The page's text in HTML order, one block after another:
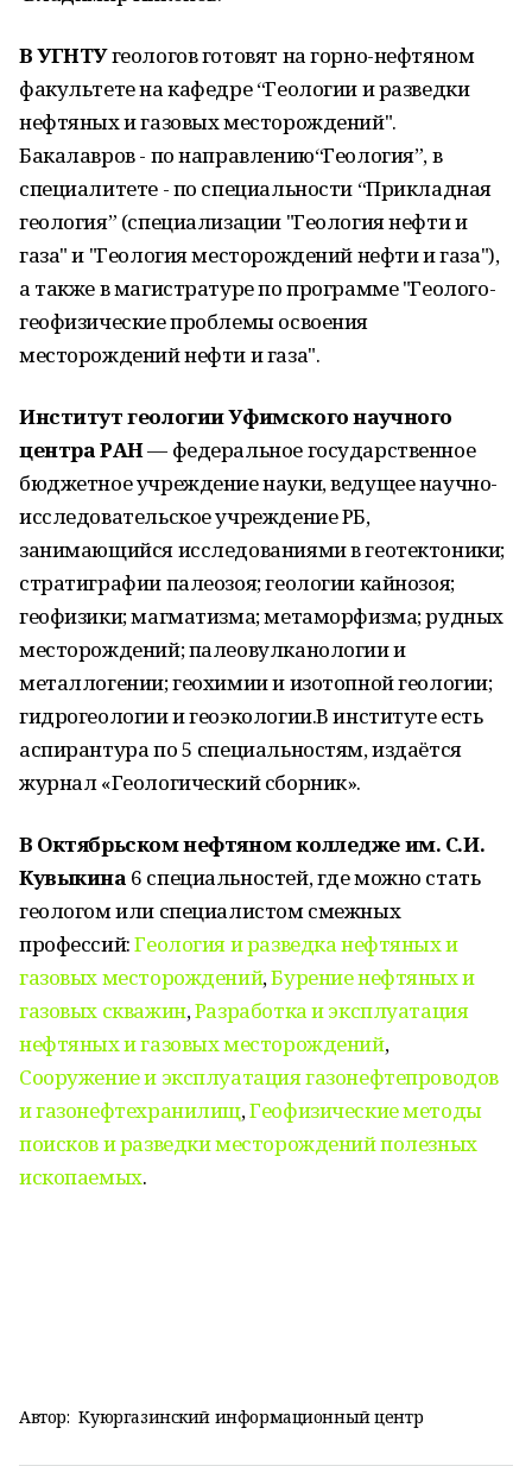
В УГНТУгеологов готовят на горно-нефтяном
факультете на кафедре “Геологии и разведки
нефтяных и газовых месторождений".
Бакалавров - по направлению“Геология”, в
специалитете - по специальности “Прикладная
геология” (специализации "Геология нефти и
газа" и "Геология месторождений нефти и газа"),
а также в магистратуре по программе "Геолого-
геофизические проблемы освоения
месторождений нефти и газа".
Институт геологии Уфимского научного
центра РАН— федеральное государственное
бюджетное учреждение науки, ведущее научно-
исследовательское учреждение РБ,
занимающийся исследованиями в геотектоники;
стратиграфии палеозоя; геологии кайнозоя;
геофизики; магматизма; метаморфизма; рудных
месторождений; палеовулканологии и
металлогении; геохимии и изотопной геологии;
гидрогеологии и геоэкологии.В институте есть
аспирантура по 5 специальностям, издаётся
журнал «Геологический сборник».
В Октябрьском нефтяном колледже им. С.И.
Кувыкина 6 специальностей, где можно стать
геологом или специалистом смежных
профессий:Геология и разведка нефтяных и
газовых месторождений,Бурение нефтяных и
газовых скважин,Разработка и эксплуатация
нефтяных и газовых месторождений,
Сооружение и эксплуатация газонефтепроводов
и газонефтехранилищ,Геофизические методы
поисков и разведки месторождений полезных
ископаемых.
Автор: Куюргазинский информационный центр